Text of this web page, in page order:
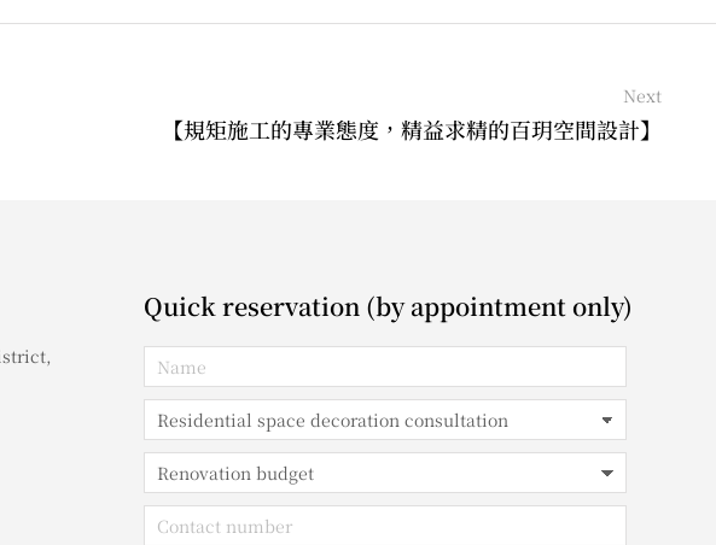
Next
【規矩施工的專業態度，精益求精的百玥空間設計】
Quick reservation (by appointment only)